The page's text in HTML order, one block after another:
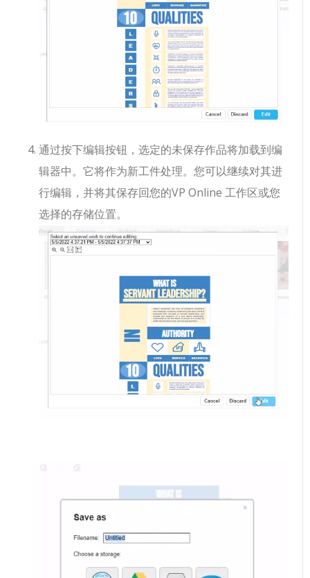
通过按下编辑按钮，选定的未保存作品将加载到编
辑器中。它将作为新工件处理。您可以继续对其进
行编辑，并将其保存回您的VP Online 工作区或您
选择的存储位置。